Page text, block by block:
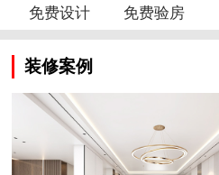
免费设计 免费验房
装修案例